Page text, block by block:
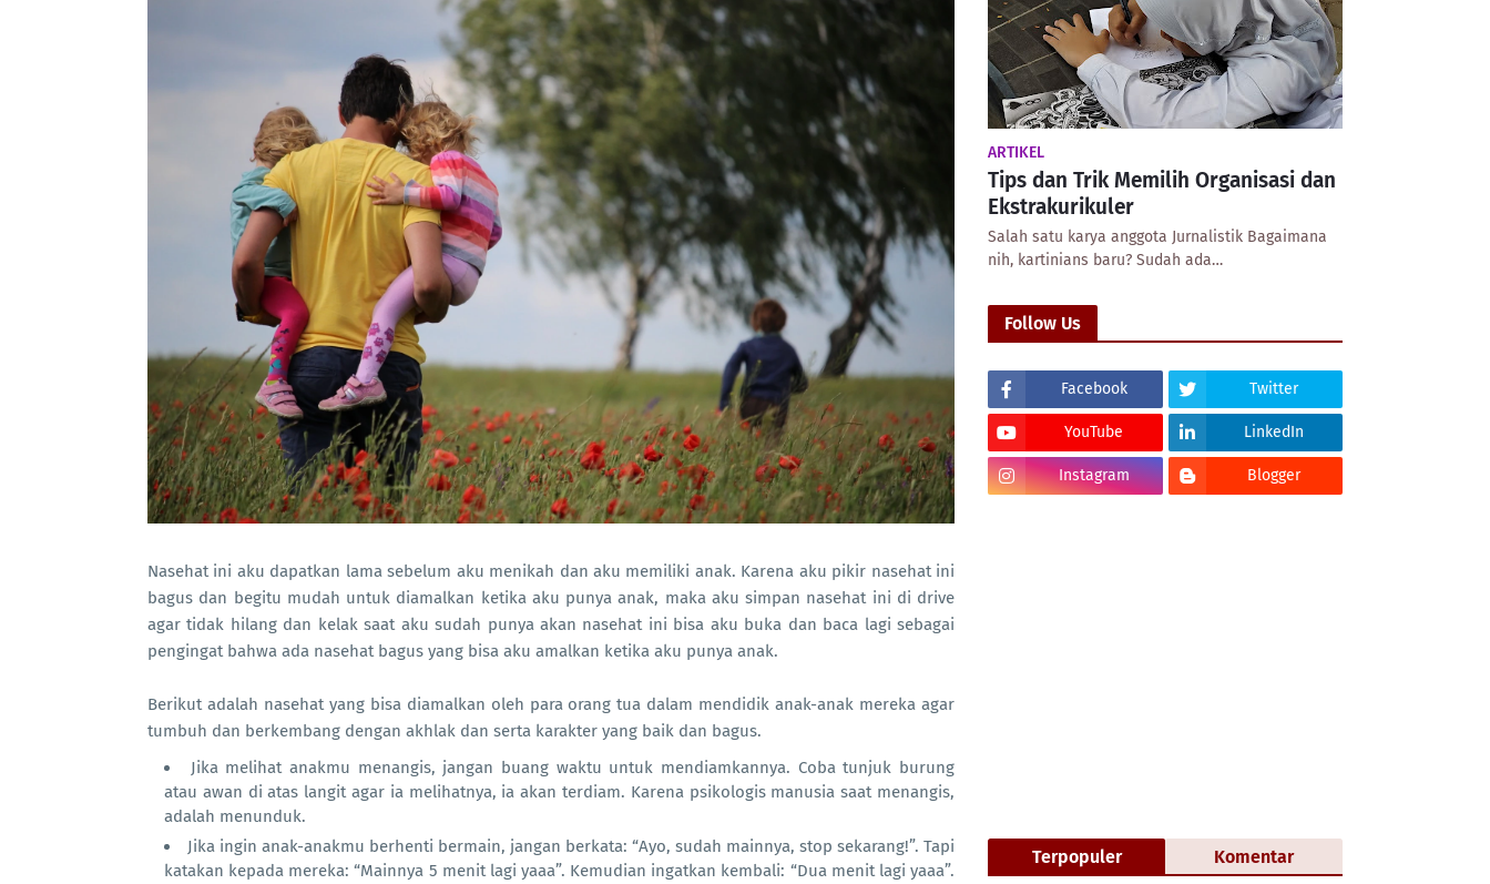
Nasehat ini aku dapatkan lama sebelum aku menikah dan aku memiliki anak. Karena aku pikir nasehat ini
bagus dan begitu mudah untuk diamalkan ketika aku punya anak, maka aku simpan nasehat ini di drive
agar tidak hilang dan kelak saat aku sudah punya akan nasehat ini bisa aku buka dan baca lagi sebagai
pengingat bahwa ada nasehat bagus yang bisa aku amalkan ketika aku punya anak.
Berikut adalah nasehat yang bisa diamalkan oleh para orang tua dalam mendidik anak-anak mereka agar
tumbuh dan berkembang dengan akhlak dan serta karakter yang baik dan bagus.
Jika melihat anakmu menangis, jangan buang waktu untuk mendiamkannya. Coba tunjuk burung
atau awan di atas langit agar ia melihatnya, ia akan terdiam. Karena psikologis manusia saat menangis,
adalah menunduk.
Jika ingin anak-anakmu berhenti bermain, jangan berkata: “Ayo, sudah mainnya, stop sekarang!”. Tapi
katakan kepada mereka: “Mainnya 5 menit lagi yaaa”. Kemudian ingatkan kembali: “Dua menit lagi yaaa”.
ARTIKEL
Tips dan Trik Memilih Organisasi dan
Ekstrakurikuler
Salah satu karya anggota Jurnalistik Bagaimana
nih, kartinians baru? Sudah ada…
Follow Us
Facebook Twitter
YouTube LinkedIn
Instagram Blogger
Terpopuler Komentar